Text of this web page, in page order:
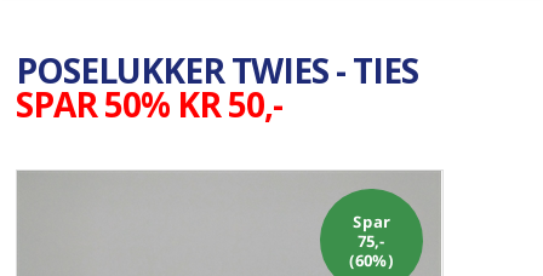
ENGANGSARTIKLER
POSELUKKER TWIES - TIES
SPAR 50% KR 50,-
Spar
75,-
(60%)